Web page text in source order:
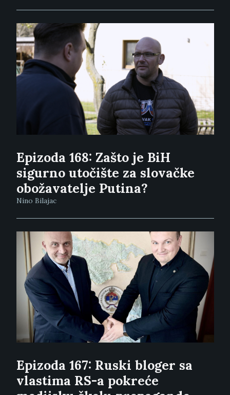
Epizoda 168: Zašto je BiH
sigurno utočište za slovačke
obožavatelje Putina?
Nino Bilajac
Epizoda 167: Ruski bloger sa
vlastima RS-a pokreće